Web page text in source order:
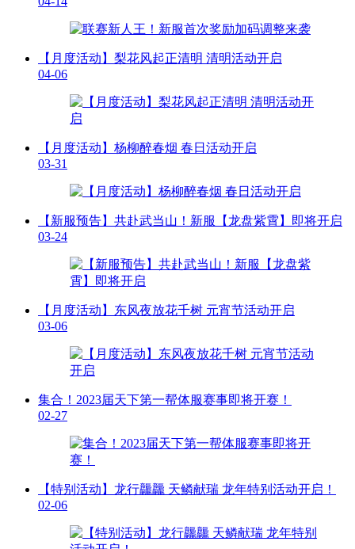
【月度活动】梨花风起正清明 清明活动开启
04-06
【月度活动】杨柳醉春烟 春日活动开启
03-31
【新服预告】共赴武当山！新服【龙盘紫霄】即将开启
03-24
【月度活动】东风夜放花千树 元宵节活动开启
03-06
集合！2023届天下第一帮体服赛事即将开赛！
02-27
【特别活动】龙行龘龘 天鳞献瑞 龙年特别活动开启！
02-06